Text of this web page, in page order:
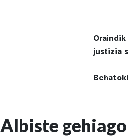
justizia
Albiste gehiago